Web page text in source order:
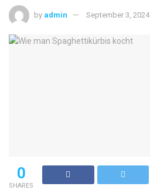
by admin September 3, 2024
0
SHARES